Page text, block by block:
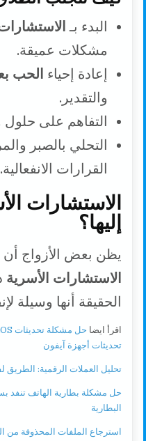
البدء بـ
مشكلات عميقة.
إعادة إحياء الحب
والتقدير.
التفاهم على
التحلي بالصبر
القرارات الانفعالية.
الاستشارات
إليها؟
يظن بعض الأزواج
الاستشارات الأسرية
الحقيقة أنها وسيلة
اقرأ ايضا
تحديثات أجهزة آيفون
تحليل العملات الرقمية: الطريق
حل مشكلة بطارية الهاتف تنفد
البطارية
استرجاع الملفات المحذوفة من